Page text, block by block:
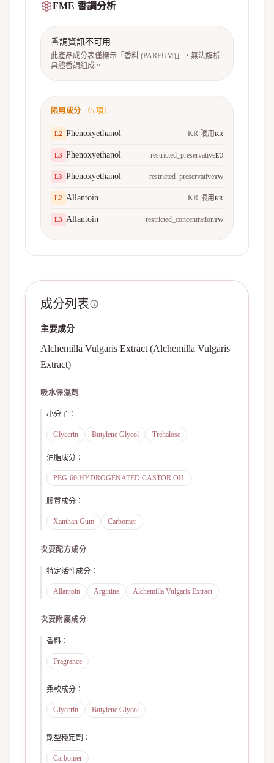
FME 香調分析
香調資訊不可用
此產品成分表僅標示「香料 (PARFUM)」，無法解析
具體香調組成。
限用成分 （5 項）
L2 Phenoxyethanol KR 限用KR
L3 Phenoxyethanol restricted_preservativeEU
L3 Phenoxyethanol restricted_preservativeTW
L2 Allantoin KR 限用KR
L3 Allantoin restricted_concentrationTW
成分列表
主要成分
Alchemilla Vulgaris Extract (Alchemilla Vulgaris
Extract)
吸水保濕劑
小分子 ：
Glycerin Butylene Glycol Trehalose
油脂成分 ：
PEG-60 HYDROGENATED CASTOR OIL
膠質成分 ：
Xanthan Gum Carbomer
次要配方成分
特定活性成分 ：
Allantoin Arginine Alchemilla Vulgaris Extract
次要附屬成分
香料 ：
Fragrance
柔軟成分 ：
Glycerin Butylene Glycol
劑型穩定劑 ：
Carbomer